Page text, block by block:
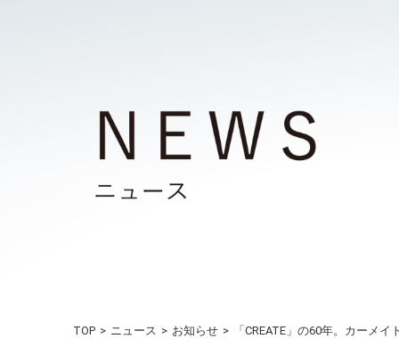
TOP ニュース お知らせ 「CREATE」の60年。カーメ